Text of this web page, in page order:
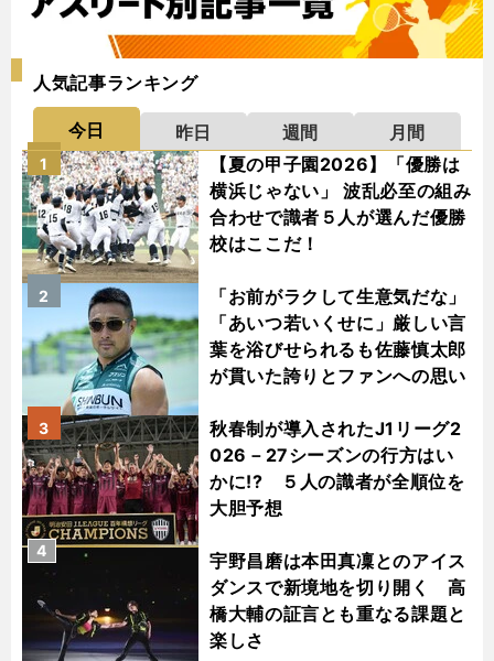
人気記事ランキング
今日 昨日 週間
月間
【夏の甲子園2026】「優勝は
横浜じゃない」 波乱必至の組み
合わせで識者５人が選んだ優勝
校はここだ！
1
「お前がラクして生意気だな」
「あいつ若いくせに」厳しい言
葉を浴びせられるも佐藤慎太郎
が貫いた誇りとファンへの思い
2
秋春制が導入されたJ1リーグ2
026－27シーズンの行方はい
かに!? ５人の識者が全順位を
大胆予想
3
宇野昌磨は本田真凜とのアイス
ダンスで新境地を切り開く 高
橋大輔の証言とも重なる課題と
楽しさ
4